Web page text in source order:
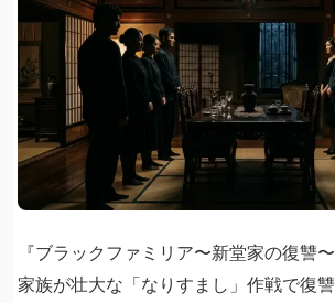
『ブラックファミリア〜新堂家の復讐
家族が壮大な「なりすまし」作戦で復